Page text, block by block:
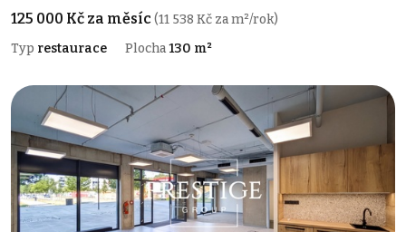
125 000 Kč za měsíc(11 538 Kč za m²/rok)
Typ restaurace Plocha130 m²